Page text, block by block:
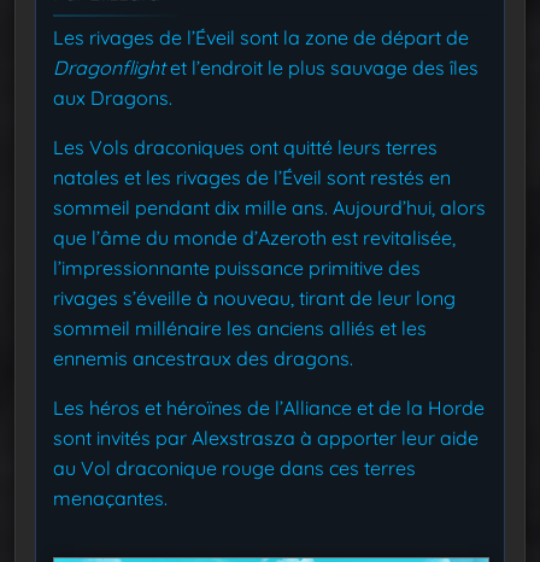
Les rivages de l’Éveil sont la zone de départ de
Dragonflightet l’endroit le plus sauvage des îles
aux Dragons.
Les Vols draconiques ont quitté leurs terres
natales et les rivages de l’Éveil sont restés en
sommeil pendant dix mille ans. Aujourd’hui, alors
que l’âme du monde d’Azeroth est revitalisée,
l’impressionnante puissance primitive des
rivages s’éveille à nouveau, tirant de leur long
sommeil millénaire les anciens alliés et les
ennemis ancestraux des dragons.
Les héros et héroïnes de l’Alliance et de la Horde
sont invités par Alexstrasza à apporter leur aide
au Vol draconique rouge dans ces terres
menaçantes.